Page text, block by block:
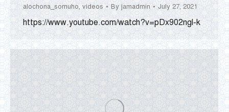
alochona_somuho, videos By jamadmin July 27, 2021
https://www.youtube.com/watch?v=pDx902ngl-k